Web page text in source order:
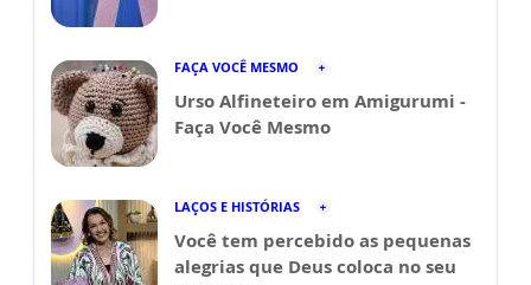
FAÇA VOCÊ MESMO
Urso Alfineteiro em Amigurumi -
Faça Você Mesmo
LAÇOS E HISTÓRIAS
Você tem percebido as pequenas
alegrias que Deus coloca no seu